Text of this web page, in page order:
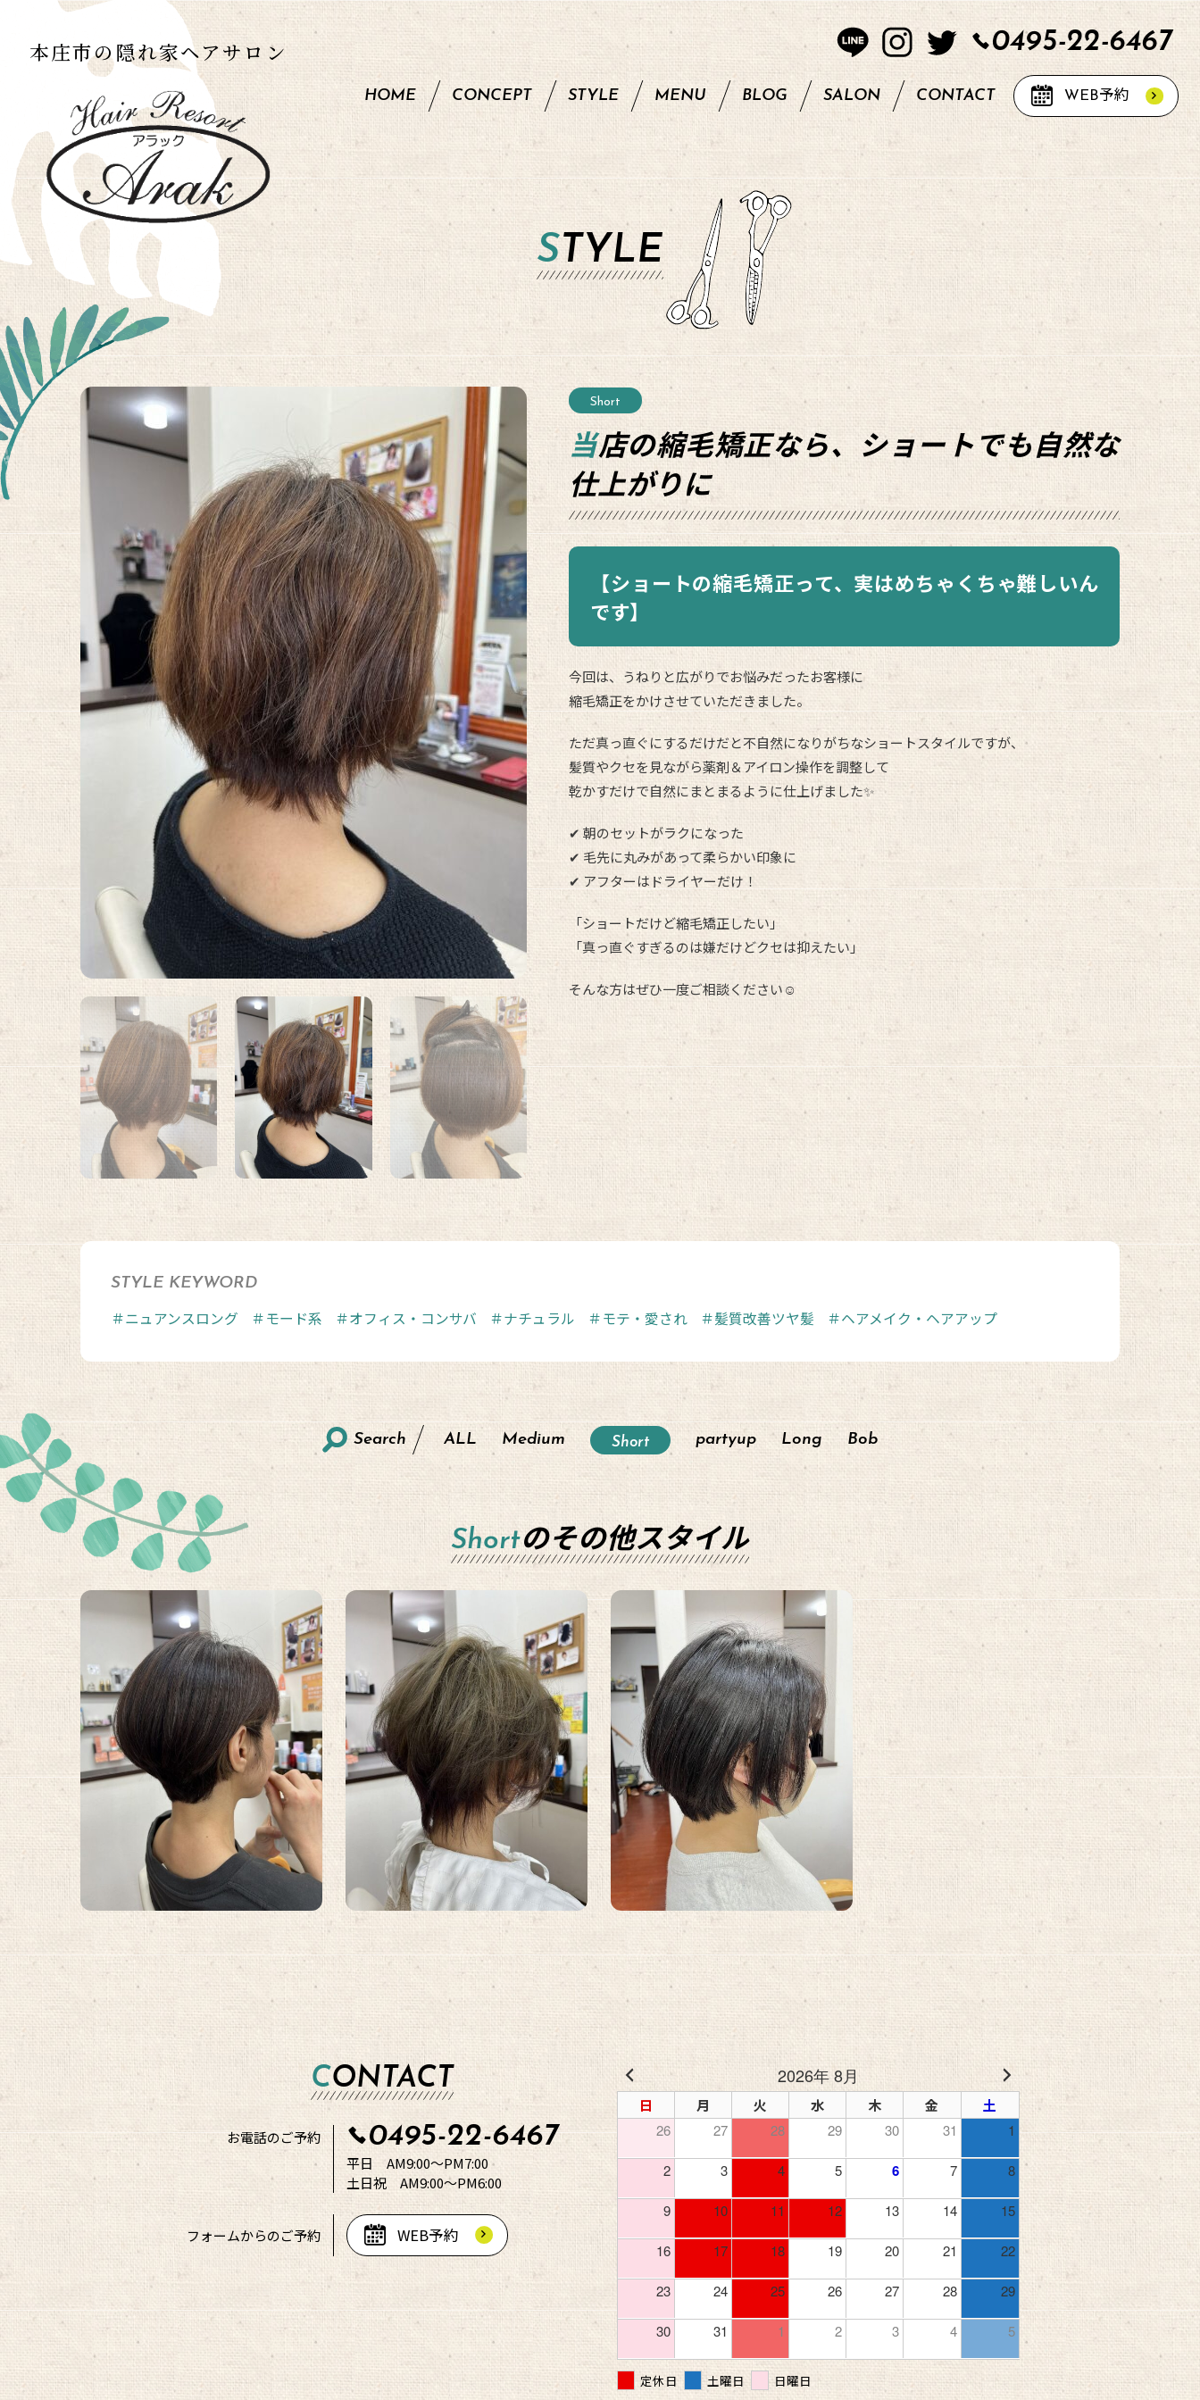
0495-22-6467
HOME CONCEPT STYLE MENU BLOG SALON CONTACT WEB予約
本庄市の隠れ家ヘアサロン
STYLE
Short
当店の縮毛矯正なら、ショートでも自然な
仕上がりに
【ショートの縮毛矯正って、実はめちゃくちゃ難しいん
です】
今回は、うねりと広がりでお悩みだったお客様に
縮毛矯正をかけさせていただきました。
ただ真っ直ぐにするだけだと不自然になりがちなショートスタイルですが、
髪質やクセを見ながら薬剤＆アイロン操作を調整して
乾かすだけで自然にまとまるように仕上げました✨
✔ 朝のセットがラクになった
✔ 毛先に丸みがあって柔らかい印象に
✔ アフターはドライヤーだけ！
「ショートだけど縮毛矯正したい」
「真っ直ぐすぎるのは嫌だけどクセは抑えたい」
そんな方はぜひ一度ご相談ください☺️
STYLE KEYWORD
＃ニュアンスロング ＃モード系 ＃オフィス・コンサバ ＃ナチュラル ＃モテ・愛され ＃髪質改善ツヤ髪 ＃ヘアメイク・ヘアアップ
Search ALL Medium Short partyup Long Bob
Shortのその他スタイル
CONTACT
お電話のご予約 0495-22-6467
平日 AM9:00～PM7:00
土日祝 AM9:00～PM6:00
フォームからのご予約 WEB予約
2026年 8月
日 月 火 水 木 金
土
26
27 28 29 30 31 1
2 3 4 5 6 7 8
9 10 11 12 13 14 15
16 17 18 19 20 21 22
23 24 25 26 27 28 29
30 31 1 2 3 4 5
定休日 土曜日 日曜日